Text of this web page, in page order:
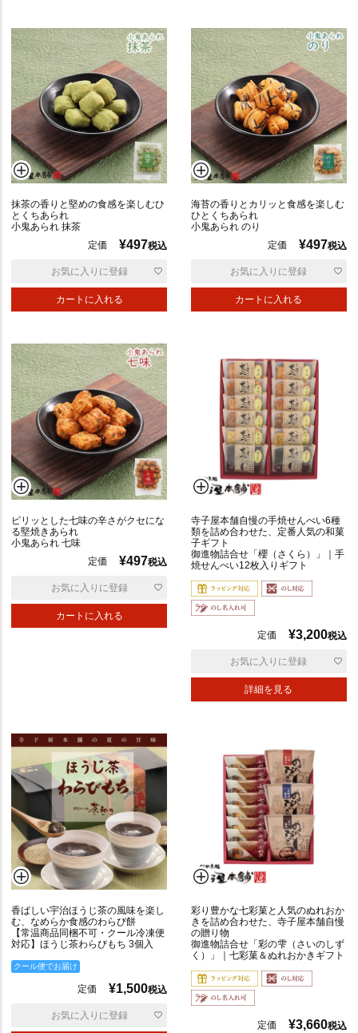
抹茶の香りと堅めの食感を楽しむひ
とくちあられ
小鬼あられ 抹茶
定価
¥497税込
カートに入れる
お気に入りに登録
海苔の香りとカリッと食感を楽しむ
ひとくちあられ
小鬼あられ のり
定価
¥497税込
カートに入れる
お気に入りに登録
ピリッとした七味の辛さがクセにな
る堅焼きあられ
小鬼あられ 七味
定価
¥497税込
カートに入れる
お気に入りに登録
寺子屋本舗自慢の手焼せんべい6種
類を詰め合わせた、定番人気の和菓
子ギフト
御進物詰合せ「櫻（さくら）」｜手
焼せんべい12枚入りギフト
定価 ¥3,200税込
詳細を見る
お気に入りに登録
香ばしい宇治ほうじ茶の風味を楽し
む、なめらか食感のわらび餅
【常温商品同梱不可・クール冷凍便
対応】ほうじ茶わらびもち 3個入
クール便でお届け
定価 ¥1,500税込
お気に入りに登録
彩り豊かな七彩菓と人気のぬれおか
きを詰め合わせた、寺子屋本舗自慢
の贈り物
御進物詰合せ「彩の雫（さいのしず
く）」｜七彩菓＆ぬれおかきギフト
定価 ¥3,660税込